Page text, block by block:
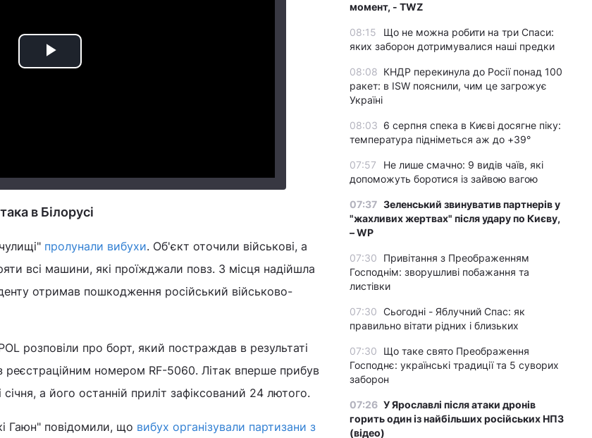
Play
в Білорусі
пролунали вибухи. Об'єкт оточили військові, а
всі машини, які проїжджали повз. З місця надійшла
отримав пошкодження російський військово-
розповіли про борт, який постраждав в результаті
реєстраційним номером RF-5060. Літак вперше прибув
а його останній приліт зафіксований 24 лютого.
Гаюн" повідомили, що вибух організували партизани з
момент, - TWZ
08:15
Що не можна робити на три Спаси:
яких заборон дотримувалися наші предки
08:08 КНДР перекинула до Росії понад 100
ракет: в ISW пояснили, чим це загрожує
Україні
08:03 6 серпня спека в Києві досягне піку:
температура підніметься аж до +39°
07:57
Не лише смачно: 9 видів чаїв, які
допоможуть боротися із зайвою вагою
07:37 Зеленський звинуватив партнерів у
"жахливих жертвах" після удару по Києву,
– WP
07:30
Привітання з Преображенням
Господнім: зворушливі побажання та
листівки
07:30 Сьогодні - Яблучний Спас: як
правильно вітати рідних і близьких
07:30
Що таке свято Преображення
Господнє: українські традиції та 5 суворих
заборон
07:26 У Ярославлі після атаки дронів
горить один із найбільших російських НПЗ
(відео)